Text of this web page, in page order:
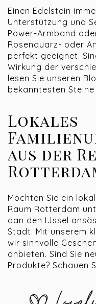
Einen Edelstein
Unterstützung und
Power-Armband
Rosenquarz- oder
perfekt geeignet.
Wirkung der
lesen Sie unseren
bekanntesten
Lokales
aus der
Möchten Sie ein
Raum Rotterdam
aan den IJssel
Stadt. Mit unserem
wir sinnvolle
anbieten. Sind Sie
Produkte? Schauen